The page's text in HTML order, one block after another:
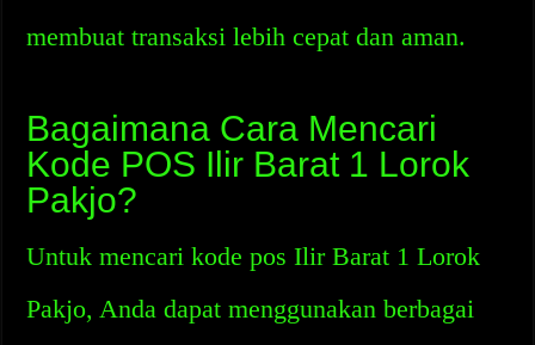
membuat transaksi lebih cepat dan aman.
Bagaimana Cara Mencari
Kode POS Ilir Barat 1 Lorok
Pakjo?
Untuk mencari kode pos Ilir Barat 1 Lorok
Pakjo, Anda dapat menggunakan berbagai